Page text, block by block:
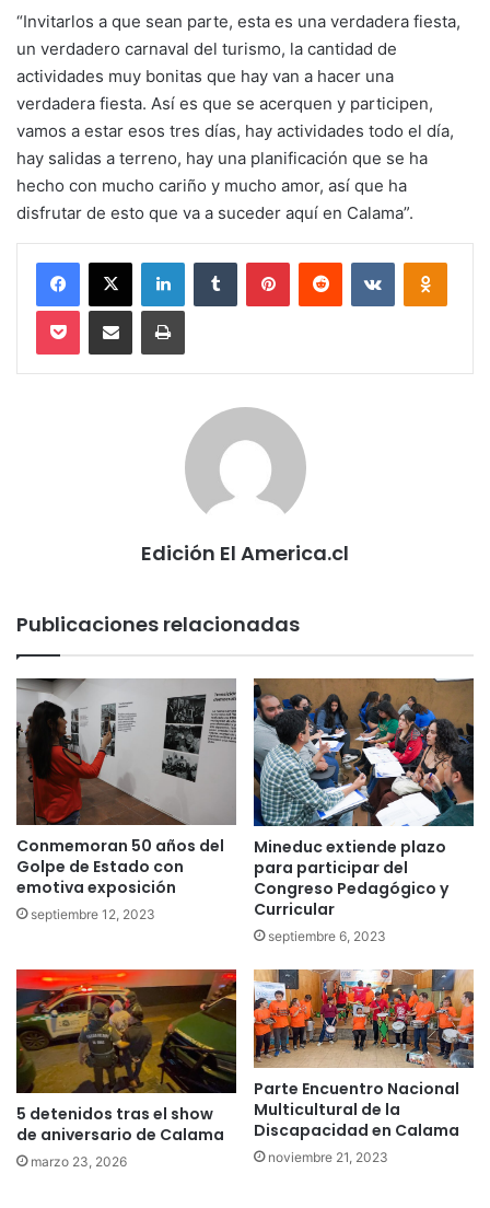
“Invitarlos a que sean parte, esta es una verdadera fiesta,
un verdadero carnaval del turismo, la cantidad de
actividades muy bonitas que hay van a hacer una
verdadera fiesta. Así es que se acerquen y participen,
vamos a estar esos tres días, hay actividades todo el día,
hay salidas a terreno, hay una planificación que se ha
hecho con mucho cariño y mucho amor, así que ha
disfrutar de esto que va a suceder aquí en Calama”.
Facebook
X LinkedInTumblr PinterestReddit VKontakte
Pocket Compartir via email Imprimir
Edición El America.cl
Publicaciones relacionadas
Conmemoran 50 años del
Golpe de Estado con
emotiva exposición
septiembre 12, 2023
Mineduc extiende plazo
para participar del
Congreso Pedagógico y
Curricular
septiembre 6, 2023
5 detenidos tras el show
de aniversario de Calama
marzo 23, 2026
Parte Encuentro Nacional
Multicultural de la
Discapacidad en Calama
noviembre 21, 2023